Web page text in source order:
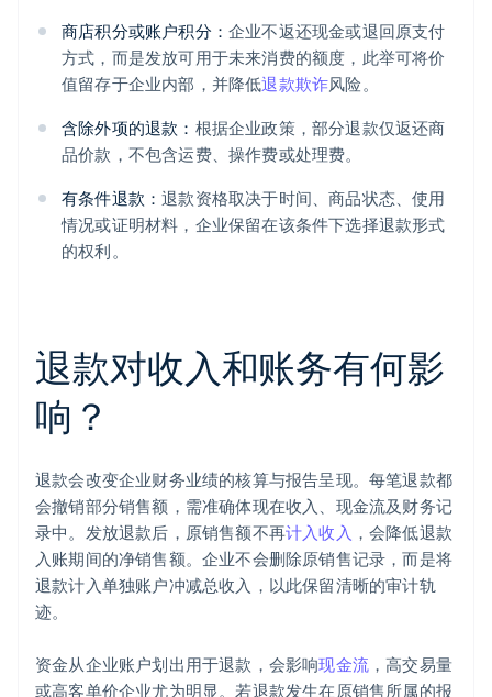
商店积分或账户积分： 企业不返还现金或退回原支付
方式，而是发放可用于未来消费的额度，此举可将价
值留存于企业内部，并降低退款欺诈风险。
含除外项的退款： 根据企业政策，部分退款仅返还商
品价款，不包含运费、操作费或处理费。
有条件退款：退款资格取决于时间、商品状态、使用
情况或证明材料，企业保留在该条件下选择退款形式
的权利。
退款对收入和账务有何影
响？
退款会改变企业财务业绩的核算与报告呈现。每笔退款都
会撤销部分销售额，需准确体现在收入、现金流及财务记
录中。发放退款后，原销售额不再计入收入 ，会降低退款
入账期间的净销售额。企业不会删除原销售记录，而是将
退款计入单独账户冲减总收入，以此保留清晰的审计轨
迹。
资金从企业账户划出用于退款，会影响现金流 ，高交易量
或高客单价企业尤为明显。若退款发生在原销售所属的报